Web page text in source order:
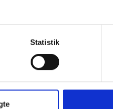
Statistik